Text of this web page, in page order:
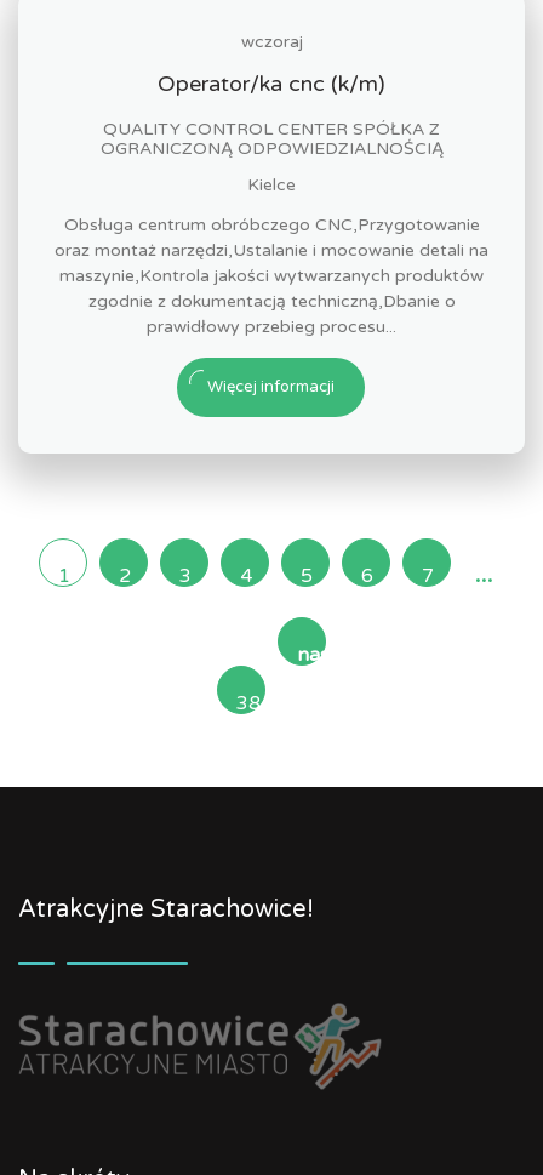
wczoraj
Operator/ka cnc (k/m)
QUALITY CONTROL CENTER SPÓŁKA Z
OGRANICZONĄ ODPOWIEDZIALNOŚCIĄ
Kielce
Obsługa centrum obróbczego CNC,Przygotowanie
oraz montaż narzędzi,Ustalanie i mocowanie detali na
maszynie,Kontrola jakości wytwarzanych produktów
zgodnie z dokumentacją techniczną,Dbanie o
prawidłowy przebieg procesu...
Więcej informacji
1 2 3 4 5 6 7 ...
38
następna
Atrakcyjne Starachowice!